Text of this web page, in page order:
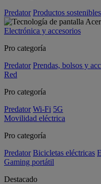
Predator Productos sostenibles
Electrónica y accesorios
Pro categoría
Predator Prendas, bolsos y
Red
Pro categoría
Predator Wi-Fi 5G
Movilidad eléctrica
Pro categoría
Predator Bicicletas eléctricas
Gaming portátil
Destacado